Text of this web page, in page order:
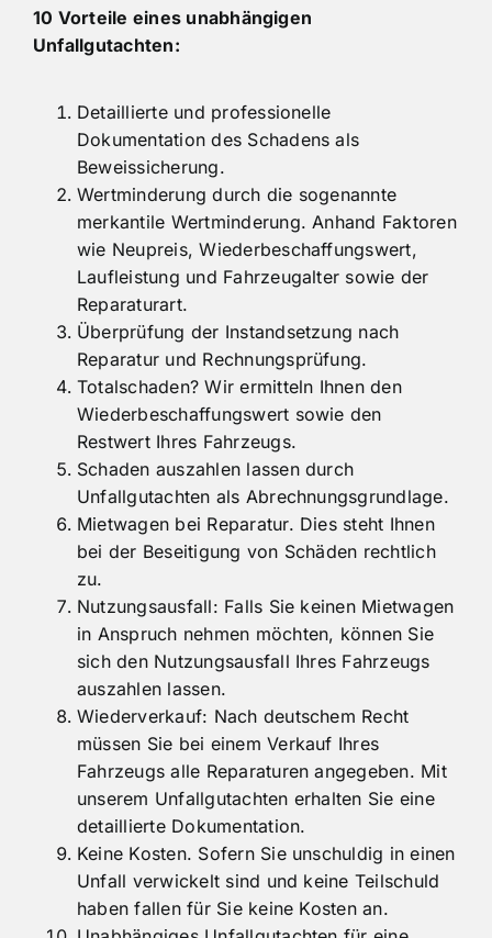
10 Vorteile eines unabhängigen
Detaillierte und professionelle
Dokumentation des Schadens als
Beweissicherung.
Wertminderung durch die sogenannte
merkantile Wertminderung. Anhand Faktoren
wie Neupreis, Wiederbeschaffungswert,
Laufleistung und Fahrzeugalter sowie der
Reparaturart.
Überprüfung der Instandsetzung nach
Reparatur und Rechnungsprüfung.
Totalschaden? Wir ermitteln Ihnen den
Wiederbeschaffungswert sowie den
Restwert Ihres Fahrzeugs.
Schaden auszahlen lassen durch
Unfallgutachten als Abrechnungsgrundlage.
Mietwagen bei Reparatur. Dies steht Ihnen
bei der Beseitigung von Schäden rechtlich
zu.
Nutzungsausfall: Falls Sie keinen Mietwagen
in Anspruch nehmen möchten, können Sie
sich den Nutzungsausfall Ihres Fahrzeugs
auszahlen lassen.
Wiederverkauf: Nach deutschem Recht
müssen Sie bei einem Verkauf Ihres
Fahrzeugs alle Reparaturen angegeben. Mit
unserem Unfallgutachten erhalten Sie eine
detaillierte Dokumentation.
Keine Kosten. Sofern Sie unschuldig in einen
Unfall verwickelt sind und keine Teilschuld